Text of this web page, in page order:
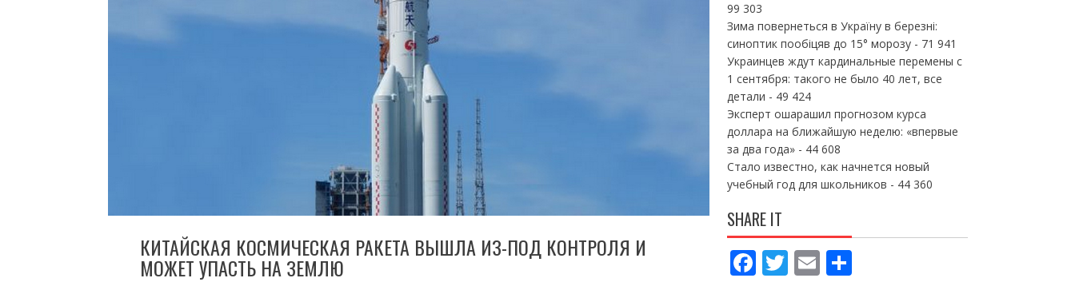
КИТАЙСКАЯ КОСМИЧЕСКАЯ РАКЕТА ВЫШЛА ИЗ-ПОД КОНТРОЛЯ И
МОЖЕТ УПАСТЬ НА ЗЕМЛЮ
99 303
Зима повернеться в Україну в березні:
синоптик пообіцяв до 15° морозу- 71 941
Украинцев ждут кардинальные перемены с
1 сентября: такого не было 40 лет, все
детали - 49 424
Эксперт ошарашил прогнозом курса
доллара на ближайшую неделю: «впервые
за два года»- 44 608
Стало известно, как начнется новый
учебный год для школьников - 44 360
SHARE IT
F T E П